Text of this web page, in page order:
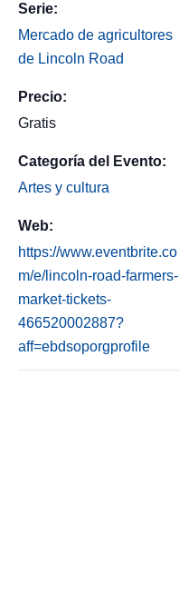
Serie:
Mercado de agricultores
de Lincoln Road
Precio:
Gratis
Categoría del Evento:
Artes y cultura
Web:
https://www.eventbrite.co
m/e/lincoln-road-farmers-
market-tickets-
466520002887?
aff=ebdsoporgprofile